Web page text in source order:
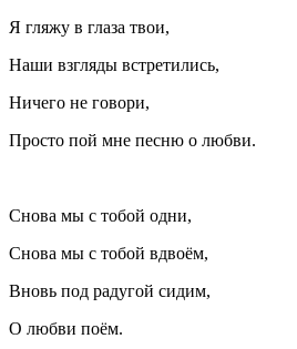
Я гляжу в глаза твои,
Наши взгляды встретились,
Ничего не говори,
Просто пой мне песню о любви.
Снова мы с тобой одни,
Снова мы с тобой вдвоём,
Вновь под радугой сидим,
О любви поём.